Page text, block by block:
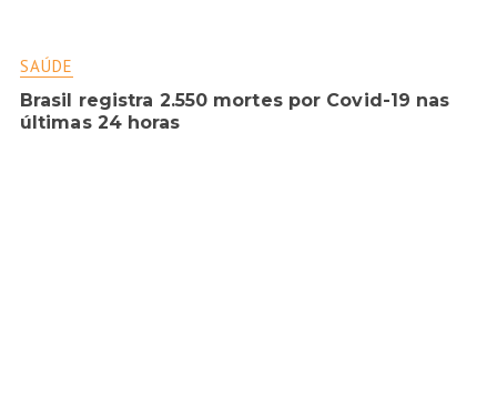
SAÚDE
Brasil registra 2.550 mortes por Covid-19 nas
últimas 24 horas